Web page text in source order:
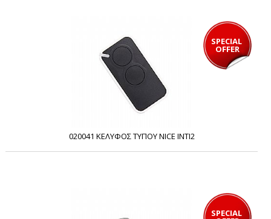
SPECIAL
OFFER
020041 ΚΕΛΥΦΟΣ ΤΥΠΟΥ NICE INTI2
SPECIAL